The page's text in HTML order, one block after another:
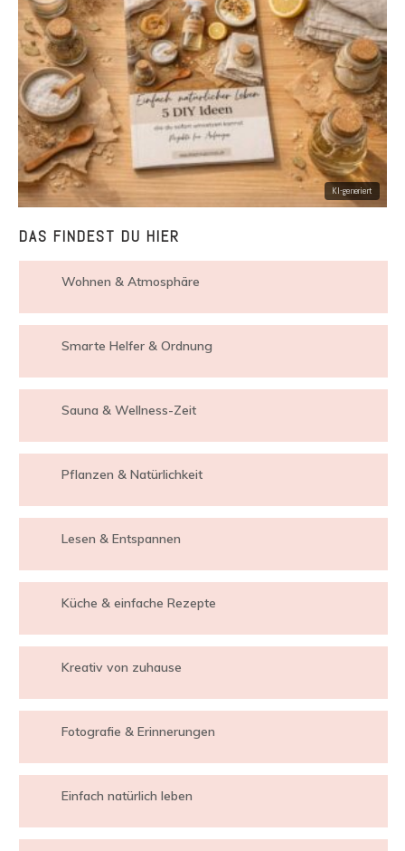
DAS FINDEST DU HIER
Wohnen & Atmosphäre
Smarte Helfer & Ordnung
Sauna & Wellness-Zeit
Pflanzen & Natürlichkeit
Lesen & Entspannen
Küche & einfache Rezepte
Kreativ von zuhause
Fotografie & Erinnerungen
Einfach natürlich leben